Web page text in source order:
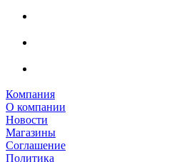
Компания
О компании
Новости
Магазины
Соглашение
Политика